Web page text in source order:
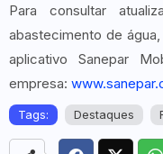
Para consultar
abastecimento de
aplicativo Sanepar
empresa:
Tags: Destaques